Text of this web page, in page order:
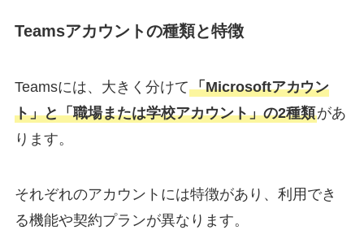
Teamsアカウントの種類と特徴
Teamsには、大きく分けて「Microsoftアカウン
ト」と「職場または学校アカウント」の2種類があ
ります。
それぞれのアカウントには特徴があり、利用でき
る機能や契約プランが異なります。